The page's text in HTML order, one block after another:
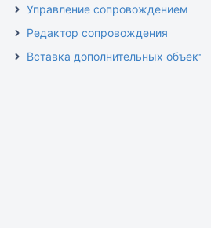
Управление сопровождением
Редактор сопровождения
Вставка дополнительных объектов